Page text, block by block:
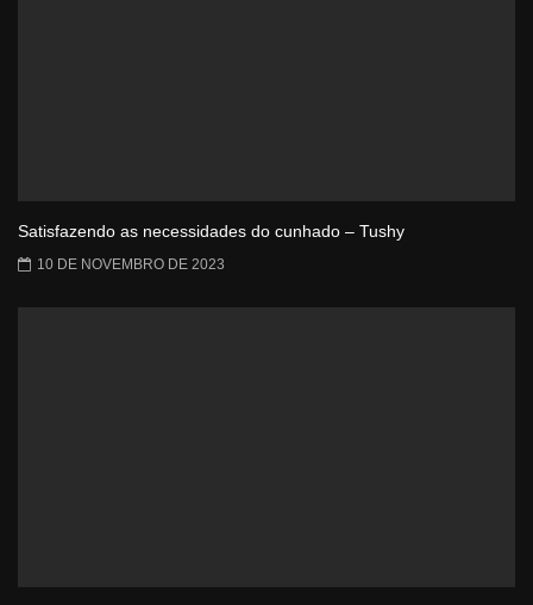
Satisfazendo as necessidades do cunhado – Tushy
10 DE NOVEMBRO DE 2023